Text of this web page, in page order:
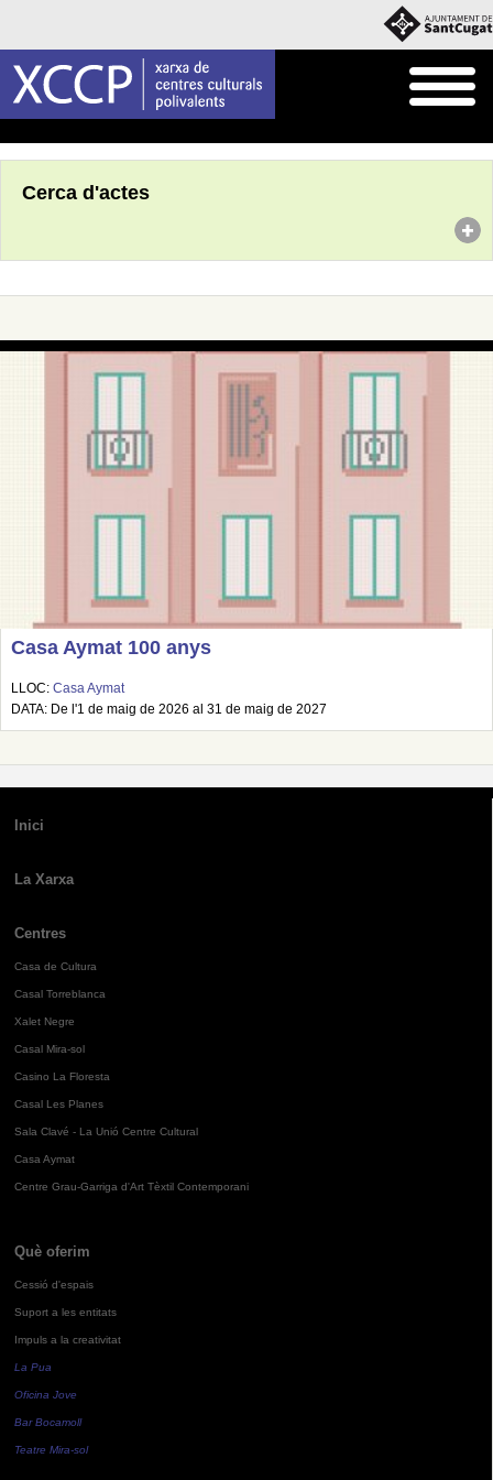
Cerca d'actes
Casa Aymat 100 anys
LLOC: Casa Aymat
DATA: De l'1 de maig de 2026 al 31 de maig de 2027
Inici
La Xarxa
Centres
Casa de Cultura
Casal Torreblanca
Xalet Negre
Casal Mira-sol
Casino La Floresta
Casal Les Planes
Sala Clavé - La Unió Centre Cultural
Casa Aymat
Centre Grau-Garriga d'Art Tèxtil Contemporani
Què oferim
Cessió d'espais
Suport a les entitats
Impuls a la creativitat
La Pua
Oficina Jove
Bar Bocamoll
Teatre Mira-sol